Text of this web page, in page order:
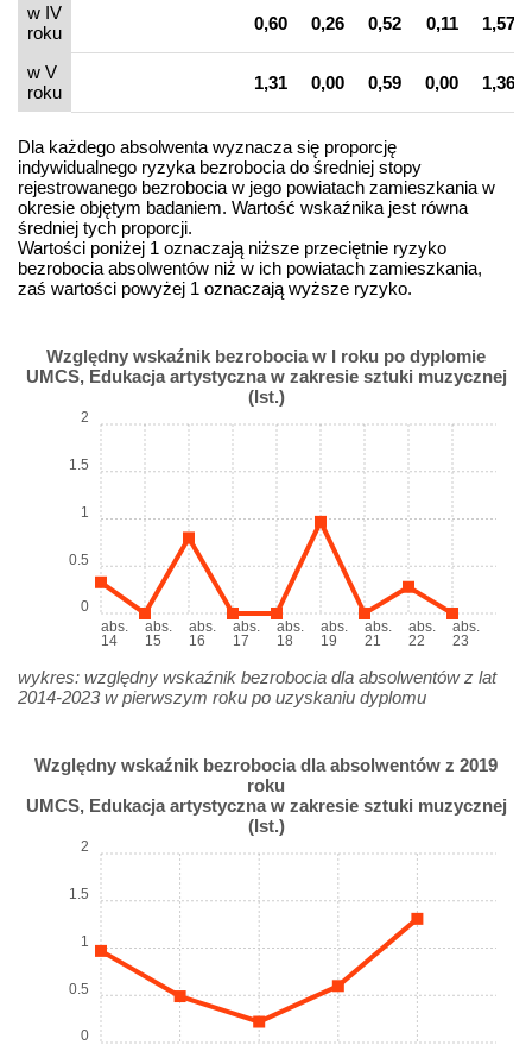
w IV
roku
0,60 0,26 0,52 0,11 1,57
w V
roku
1,31 0,00 0,59 0,00 1,36
Dla każdego absolwenta wyznacza się proporcję
indywidualnego ryzyka bezrobocia do średniej stopy
rejestrowanego bezrobocia w jego powiatach zamieszkania w
okresie objętym badaniem. Wartość wskaźnika jest równa
średniej tych proporcji.
Wartości poniżej 1 oznaczają niższe przeciętnie ryzyko
bezrobocia absolwentów niż w ich powiatach zamieszkania,
zaś wartości powyżej 1 oznaczają wyższe ryzyko.
Względny wskaźnik bezrobocia w I roku po dyplomie
UMCS, Edukacja artystyczna w zakresie sztuki muzycznej
(Ist.)
abs.
14
abs.
15
abs.
16
abs.
17
abs.
18
abs.
19
abs.
21
abs.
22
abs.
23
0
0.5
1
1.5
2
wykres: względny wskaźnik bezrobocia dla absolwentów z lat
2014-2023 w pierwszym roku po uzyskaniu dyplomu
Względny wskaźnik bezrobocia dla absolwentów z 2019
roku
UMCS, Edukacja artystyczna w zakresie sztuki muzycznej
(Ist.)
0
0.5
1
1.5
2